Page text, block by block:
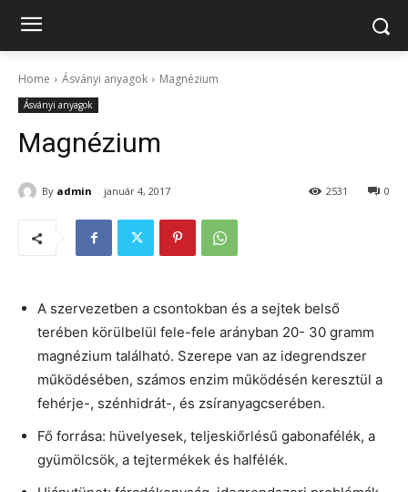
Home Ásványi anyagok Magnézium
Ásványi anyagok
Magnézium
By admin január 4, 2017 0
2531
A szervezetben a csontokban és a sejtek belső
terében körülbelül fele-fele arányban 20- 30 gramm
magnézium található. Szerepe van az idegrendszer
működésében, számos enzim működésén keresztül a
fehérje-, szénhidrát-, és zsíranyagcserében.
Fő forrása: hüvelyesek, teljeskiőrlésű gabonafélék, a
gyümölcsök, a tejtermékek és halfélék.